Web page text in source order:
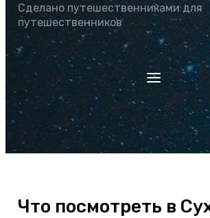
Сделано путешественниками для
путешественников
Что посмотреть в